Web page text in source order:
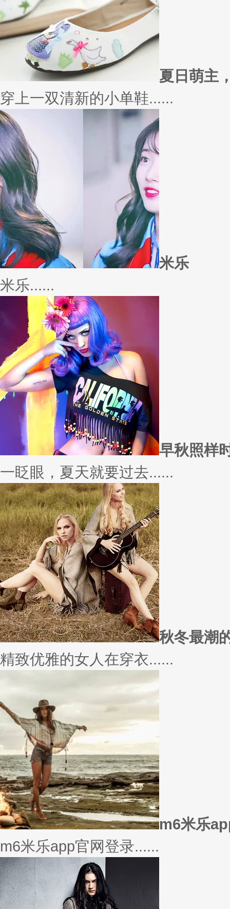
夏日萌主
穿上一双清新的小单鞋......
米乐
米乐......
早秋照样
一眨眼，夏天就要过去......
秋冬最潮
精致优雅的女人在穿衣......
m6米乐
m6米乐app官网登录......